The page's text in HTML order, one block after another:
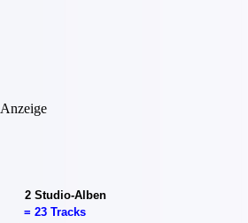
2 Studio-Alben
= 23 Tracks
Anzeige